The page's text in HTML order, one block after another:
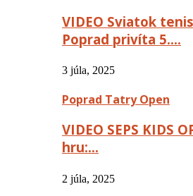
VIDEO Sviatok
Poprad privíta 5….
3 júla, 2025
Poprad Tatry Open
VIDEO SEPS KIDS
hru:…
2 júla, 2025